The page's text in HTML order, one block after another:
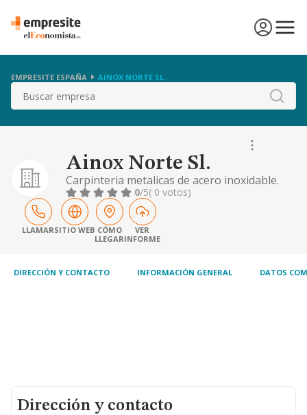
EMPRESITE ESPAÑA AINOX NORTE SL.
Buscar
Ainox Norte Sl.
Carpinteria metalicas de acero inoxidable.
0/5( 0 votos)
LLAMARSITIO WEB CÓMO
LLEGAR
VER
INFORME
DIRECCIÓN Y CONTACTO INFORMACIÓN GENERAL DATOS
Dirección y contacto